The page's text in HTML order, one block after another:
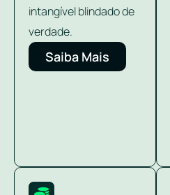
intangível blindado de
verdade.
Saiba Mais